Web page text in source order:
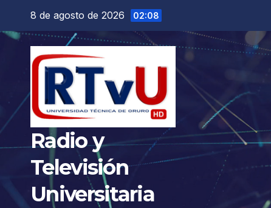
contenido
8 de agosto de 2026 02:08
Radio y
Televisión
Universitaria